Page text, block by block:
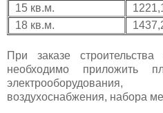
15 кв.м.
18 кв.м.
При заказе
необходимо приложить
воздухоснабжения, набора